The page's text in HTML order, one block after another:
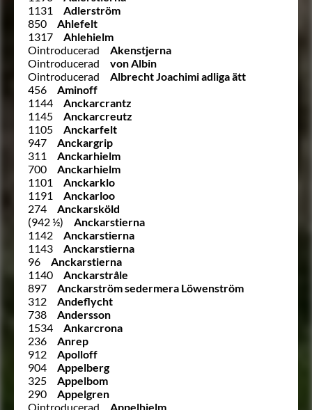
1131
Adlerström
850
Ahlefelt
1317
Ahlehielm
Ointroducerad
Akenstjerna
Ointroducerad
von Albin
Ointroducerad
Albrecht Joachimi adliga ätt
456
Aminoff
1144
Anckarcrantz
1145
Anckarcreutz
1105
Anckarfelt
947
Anckargrip
311
Anckarhielm
700
Anckarhielm
1101
Anckarklo
1191
Anckarloo
274
Anckarsköld
(942 ½)
Anckarstierna
1142
Anckarstierna
1143
Anckarstierna
96
Anckarstierna
1140
Anckarstråle
897
Anckarström sedermera Löwenström
312
Andeflycht
738
Andersson
1534
Ankarcrona
236
Anrep
912
Apolloff
904
Appelberg
325
Appelbom
290
Appelgren
Ointroducerad
Appelhjelm